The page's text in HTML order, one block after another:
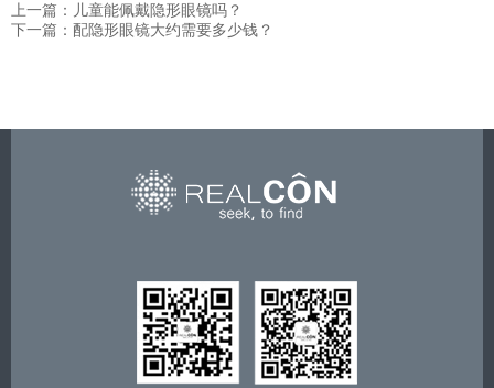
上一篇：儿童能佩戴隐形眼镜吗？
下一篇：配隐形眼镜大约需要多少钱？